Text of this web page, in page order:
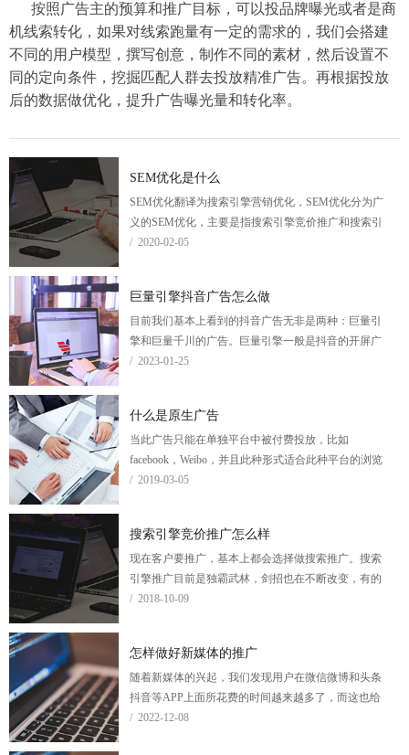
按照广告主的预算和推广目标，可以投品牌曝光或者是商
机线索转化，如果对线索跑量有一定的需求的，我们会搭建
不同的用户模型，撰写创意，制作不同的素材，然后设置不
同的定向条件，挖掘匹配人群去投放精准广告。再根据投放
后的数据做优化，提升广告曝光量和转化率。
SEM优化是什么
SEM优化翻译为搜索引擎营销优化，SEM优化分为广
义的SEM优化，主要是指搜索引擎竞价推广和搜索引
擎快照优化。
/ 2020-02-05
巨量引擎抖音广告怎么做
目前我们基本上看到的抖音广告无非是两种：巨量引
擎和巨量千川的广告。巨量引擎一般是抖音的开屏广
告、信息流广告和搜索竞价广告等，巨量千川一般是
/ 2023-01-25
什么是原生广告
当此广告只能在单独平台中被付费投放，比如
facebook，Weibo，并且此种形式适合此种平台的浏览
环境时，此广告称为原生广告。
/ 2019-03-05
搜索引擎竞价推广怎么样
现在客户要推广，基本上都会选择做搜索推广。搜索
引擎推广目前是独霸武林，剑招也在不断改变，有的
客户说推广有效果，有的客户没用，可以说是众说纷
/ 2018-10-09
怎样做好新媒体的推广
随着新媒体的兴起，我们发现用户在微信微博和头条
抖音等APP上面所花费的时间越来越多了，而这也给
很多企业看到了商机。无论是微信的广告、微博大V
/ 2022-12-08